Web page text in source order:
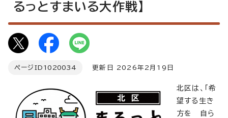
るっとすまいる大作戦】
ページID 1020034 更新日 2026年2月19日
北区は、「希
望する生き
方を 自ら